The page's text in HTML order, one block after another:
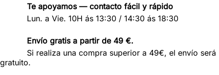
Te apoyamos — contacto fácil y rápido
Lun. a Vie. 10H ás 13:30 / 14:30 ás 18:30
Envío gratis a partir de 49 €.
Si realiza una compra superior a 49€, el envío será
gratuito.